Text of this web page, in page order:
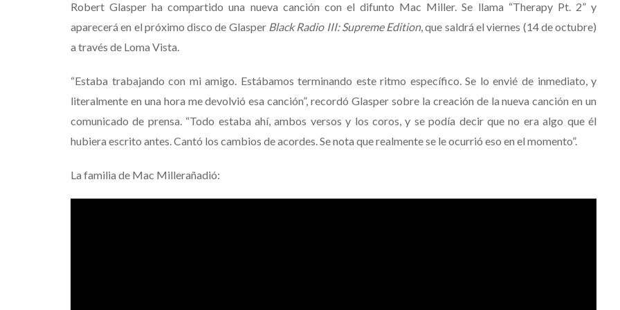
Robert Glasper ha compartido una nueva canción con el difunto Mac Miller. Se llama “Therapy Pt. 2” y
aparecerá en el próximo disco de Glasper Black Radio III: Supreme Edition, que saldrá el viernes (14 de octubre)
a través de Loma Vista.
“Estaba trabajando con mi amigo. Estábamos terminando este ritmo específico. Se lo envié de inmediato, y
literalmente en una hora me devolvió esa canción”, recordó Glasper sobre la creación de la nueva canción en un
comunicado de prensa. “Todo estaba ahí, ambos versos y los coros, y se podía decir que no era algo que él
hubiera escrito antes. Cantó los cambios de acordes. Se nota que realmente se le ocurrió eso en el momento”.
La familia de Mac Millerañadió: